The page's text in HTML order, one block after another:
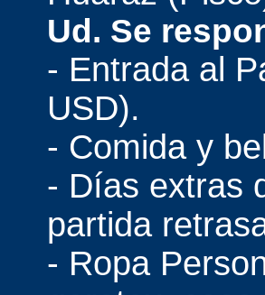
Ud. Se
- Entrada al
USD).
- Comida y
- Días extras
partida
- Ropa